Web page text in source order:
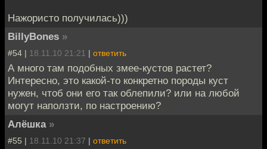
Нажористо получилась)))
BillyBones »
#54 | 18.11.10 21:21 | ответить
А много там подобных змее-кустов растет?
Интересно, это какой-то конкретно породы куст
нужен, чтоб они его так облепили? или на любой
могут наползти, по настроению?
Алёшка »
#55 | 18.11.10 21:37 | ответить